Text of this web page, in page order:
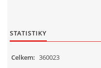
STATISTIKY
Celkem: 360023